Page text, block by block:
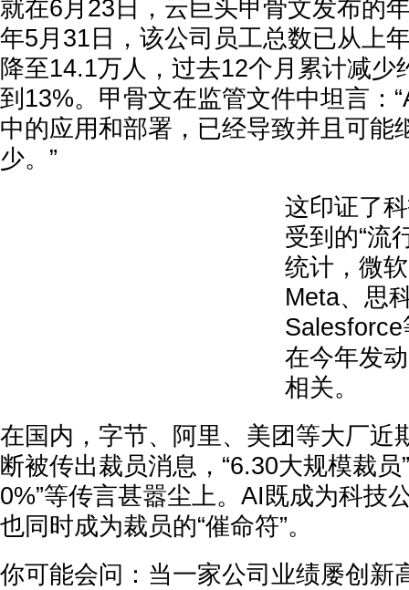
就在6月23日，云巨头甲骨文发布的
年5月31日，该公司员工总数已从上
降至14.1万人，过去12个月累计减少
到 13%。甲骨文在监管文件中坦言：“
中的应用和部署，已经导致并且可能
少。 ”
这印证了
受到的“流
统计， 微
Meta、思
Salesforce
在今年发
相关。
在国内， 字节、阿里、美团 等大厂近
断被传出裁员消息， “6.30大规模裁员
0%”等传言甚嚣尘上。AI既成为科技
也同时成为裁员的“催命符”。
你可能会问：当一家公司业绩屡创新